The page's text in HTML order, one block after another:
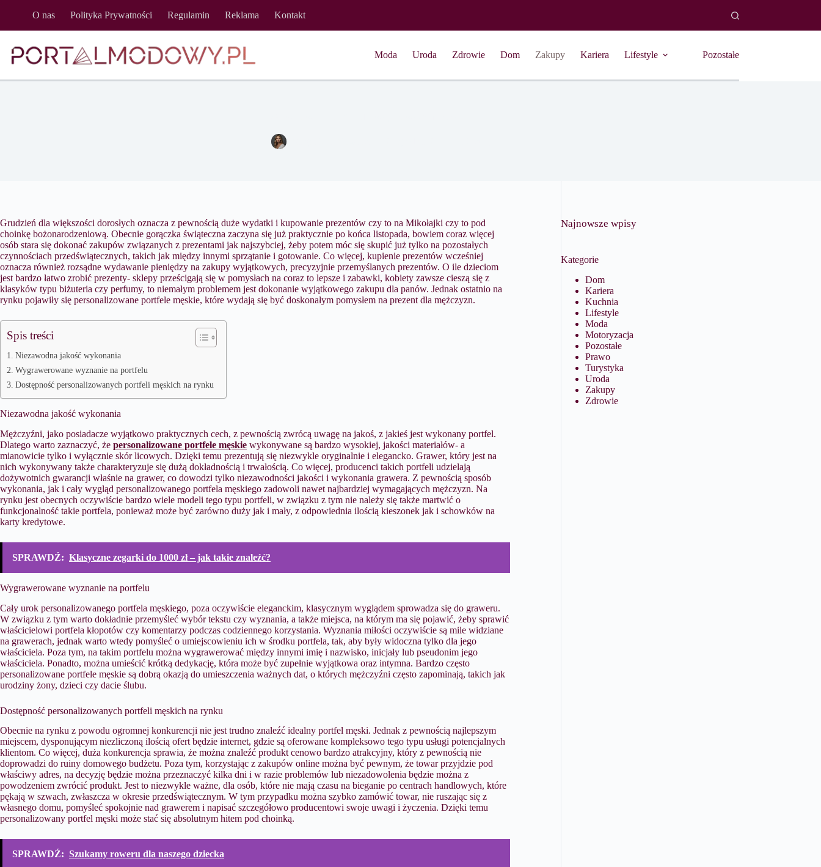
O nas Polityka Prywatności Regulamin Reklama Kontakt
Moda Uroda Zdrowie Dom Zakupy Kariera Lifestyle Pozostałe
Grudzień dla większości dorosłych oznacza z pewnością duże wydatki i kupowanie prezentów czy to na Mikołajki czy to pod
choinkę bożonarodzeniową. Obecnie gorączka świąteczna zaczyna się już praktycznie po końca listopada, bowiem coraz więcej
osób stara się dokonać zakupów związanych z prezentami jak najszybciej, żeby potem móc się skupić już tylko na pozostałych
czynnościach przedświątecznych, takich jak między innymi sprzątanie i gotowanie. Co więcej, kupienie prezentów wcześniej
oznacza również rozsądne wydawanie pieniędzy na zakupy wyjątkowych, precyzyjnie przemyślanych prezentów. O ile dzieciom
jest bardzo łatwo zrobić prezenty- sklepy prześcigają się w pomysłach na coraz to lepsze i zabawki, kobiety zawsze cieszą się z
klasyków typu biżuteria czy perfumy, to niemałym problemem jest dokonanie wyjątkowego zakupu dla panów. Jednak ostatnio na
rynku pojawiły się personalizowane portfele męskie, które wydają się być doskonałym pomysłem na prezent dla mężczyzn.
Spis treści
Niezawodna jakość wykonania
Wygrawerowane wyznanie na portfelu
Dostępność personalizowanych portfeli męskich na rynku
Niezawodna jakość wykonania
Mężczyźni, jako posiadacze wyjątkowo praktycznych cech, z pewnością zwrócą uwagę na jakoś, z jakieś jest wykonany portfel.
Dlatego warto zaznaczyć, że personalizowane portfele męskie wykonywane są bardzo wysokiej, jakości materiałów- a
mianowicie tylko i wyłącznie skór licowych. Dzięki temu prezentują się niezwykle oryginalnie i elegancko. Grawer, który jest na
nich wykonywany także charakteryzuje się dużą dokładnością i trwałością. Co więcej, producenci takich portfeli udzielają
dożywotnich gwarancji właśnie na grawer, co dowodzi tylko niezawodności jakości i wykonania grawera. Z pewnością sposób
wykonania, jak i cały wygląd personalizowanego portfela męskiego zadowoli nawet najbardziej wymagających mężczyzn. Na
rynku jest obecnych oczywiście bardzo wiele modeli tego typu portfeli, w związku z tym nie należy się także martwić o
funkcjonalność takie portfela, ponieważ może być zarówno duży jak i mały, z odpowiednia ilością kieszonek jak i schowków na
karty kredytowe.
SPRAWDŹ: Klasyczne zegarki do 1000 zł – jak takie znaleźć?
Wygrawerowane wyznanie na portfelu
Cały urok personalizowanego portfela męskiego, poza oczywiście eleganckim, klasycznym wyglądem sprowadza się do graweru.
W związku z tym warto dokładnie przemyśleć wybór tekstu czy wyznania, a także miejsca, na którym ma się pojawić, żeby sprawić
właścicielowi portfela kłopotów czy komentarzy podczas codziennego korzystania. Wyznania miłości oczywiście są mile widziane
na grawerach, jednak warto wtedy pomyśleć o umiejscowieniu ich w środku portfela, tak, aby były widoczna tylko dla jego
właściciela. Poza tym, na takim portfelu można wygrawerować między innymi imię i nazwisko, inicjały lub pseudonim jego
właściciela. Ponadto, można umieścić krótką dedykację, która może być zupełnie wyjątkowa oraz intymna. Bardzo często
personalizowane portfele męskie są dobrą okazją do umieszczenia ważnych dat, o których mężczyźni często zapominają, takich jak
urodziny żony, dzieci czy dacie ślubu.
Dostępność personalizowanych portfeli męskich na rynku
Obecnie na rynku z powodu ogromnej konkurencji nie jest trudno znaleźć idealny portfel męski. Jednak z pewnością najlepszym
miejscem, dysponującym niezliczoną ilością ofert będzie internet, gdzie są oferowane kompleksowo tego typu usługi potencjalnych
klientom. Co więcej, duża konkurencja sprawia, że można znaleźć produkt cenowo bardzo atrakcyjny, który z pewnością nie
doprowadzi do ruiny domowego budżetu. Poza tym, korzystając z zakupów online można być pewnym, że towar przyjdzie pod
właściwy adres, na decyzję będzie można przeznaczyć kilka dni i w razie problemów lub niezadowolenia będzie można z
powodzeniem zwrócić produkt. Jest to niezwykle ważne, dla osób, które nie mają czasu na bieganie po centrach handlowych, które
pękają w szwach, zwłaszcza w okresie przedświątecznym. W tym przypadku można szybko zamówić towar, nie ruszając się z
własnego domu, pomyśleć spokojnie nad grawerem i napisać szczegółowo producentowi swoje uwagi i życzenia. Dzięki temu
personalizowany portfel męski może stać się absolutnym hitem pod choinką.
SPRAWDŹ: Szukamy roweru dla naszego dziecka
Najnowsze wpisy
Kategorie
Dom
Kariera
Kuchnia
Lifestyle
Moda
Motoryzacja
Pozostałe
Prawo
Turystyka
Uroda
Zakupy
Zdrowie